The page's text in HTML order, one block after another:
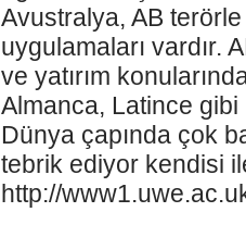
Avustralya, AB
uygulamaları vardır.
ve yatırım
Almanca, Latince
Dünya çapında çok
tebrik ediyor kendisi
http://